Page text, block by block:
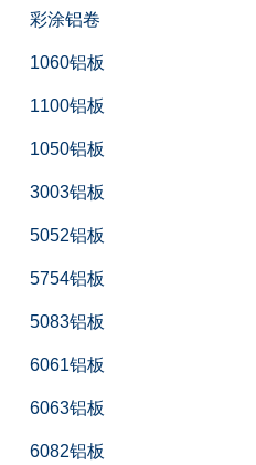
彩涂铝卷
1060铝板
1100铝板
1050铝板
3003铝板
5052铝板
5754铝板
5083铝板
6061铝板
6063铝板
6082铝板